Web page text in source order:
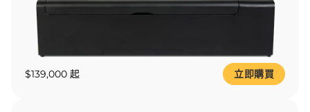
$139,000 起 立即購買